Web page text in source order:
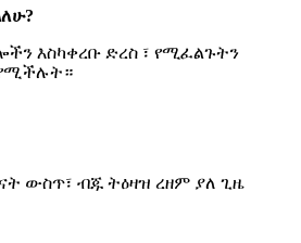
እስካቀረቡ ድረስ ፣ የሚፈልጉትን
ውስጥ፣ ብጁ ትዕዛዝ ረዘም ያለ ጊዜ